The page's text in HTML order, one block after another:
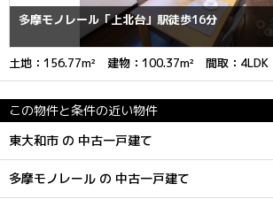
多摩モノレール「上北台」駅徒歩16分
土地：156.77m² 建物：100.37m² 間取：4LDK
この物件と条件の近い物件
東大和市 の 中古一戸建て
多摩モノレール の 中古一戸建て